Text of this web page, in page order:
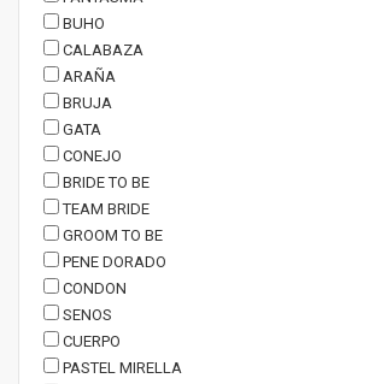
BUHO
CALABAZA
ARAÑA
BRUJA
GATA
CONEJO
BRIDE TO BE
TEAM BRIDE
GROOM TO BE
PENE DORADO
CONDON
SENOS
CUERPO
PASTEL MIRELLA